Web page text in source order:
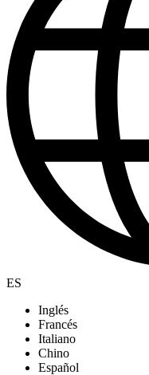
ES
Inglés
Francés
Italiano
Chino
Español